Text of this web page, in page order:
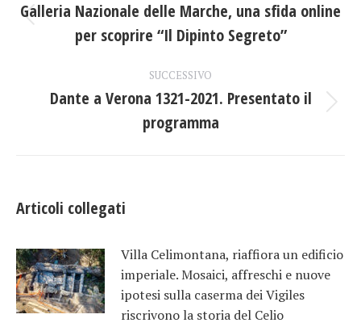
tra
post
Post
precedente:
Galleria Nazionale delle Marche, una sfida online
per scoprire “Il Dipinto Segreto”
SUCCESSIVO
Prossimo
post:
Dante a Verona 1321-2021. Presentato il
programma
Articoli collegati
Villa Celimontana, riaffiora un edificio
imperiale. Mosaici, affreschi e nuove
ipotesi sulla caserma dei Vigiles
riscrivono la storia del Celio